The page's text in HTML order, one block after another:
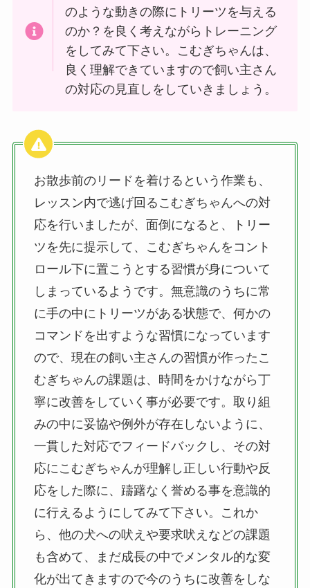
のような動きの際にトリーツを与える
のか？を良く考えながらトレーニング
をしてみて下さい。こむぎちゃんは、
良く理解できていますので飼い主さん
の対応の見直しをしていきましょう。
お散歩前のリードを着けるという作業も、
レッスン内で逃げ回るこむぎちゃんへの対
応を行いましたが、面倒になると、トリー
ツを先に提示して、こむぎちゃんをコント
ロール下に置こうとする習慣が身について
しまっているようです。無意識のうちに常
に手の中にトリーツがある状態で、何かの
コマンドを出すような習慣になっています
ので、現在の飼い主さんの習慣が作ったこ
むぎちゃんの課題は、時間をかけながら丁
寧に改善をしていく事が必要です。取り組
みの中に妥協や例外が存在しないように、
一貫した対応でフィードバックし、その対
応にこむぎちゃんが理解し正しい行動や反
応をした際に、躊躇なく誉める事を意識的
に行えるようにしてみて下さい。これか
ら、他の犬への吠えや要求吠えなどの課題
も含めて、まだ成長の中でメンタル的な変
化が出てきますので今のうちに改善をしな